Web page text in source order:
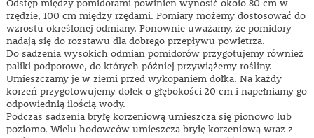
Odstęp między pomidorami powinien wynosić około 80 cm w
rzędzie, 100 cm między rzędami. Pomiary możemy dostosować do
wzrostu określonej odmiany. Ponownie uważamy, że pomidory
nadają się do rozstawu dla dobrego przepływu powietrza.
Do sadzenia wysokich odmian pomidorów przygotujemy również
paliki podporowe, do których później przywiążemy rośliny.
Umieszczamy je w ziemi przed wykopaniem dołka. Na każdy
korzeń przygotowujemy dołek o głębokości 20 cm i napełniamy go
odpowiednią ilością wody.
Podczas sadzenia bryłę korzeniową umieszcza się pionowo lub
poziomo. Wielu hodowców umieszcza bryłę korzeniową wraz z